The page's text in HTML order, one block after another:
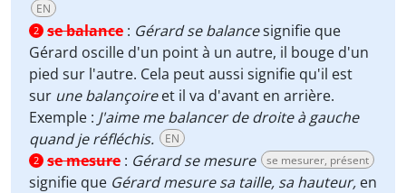
EN
2 se balance : Gérard se balancesignifie que
Gérard oscille d'un point à un autre, il bouge d'un
pied sur l'autre. Cela peut aussi signifie qu'il est
sur une balançoireet il va d'avant en arrière.
Exemple : J'aime me balancer de droite à gauche
quand je réfléchis.
EN
2 se mesure : Gérard se mesure se mesurer, présent
signifie que Gérard mesure sa taille, sa hauteur, en